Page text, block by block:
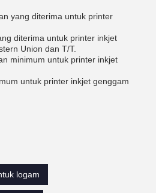
yang diterima untuk printer
diterima untuk printer inkjet
Union dan T/T.
minimum untuk printer inkjet
untuk printer inkjet genggam
logam